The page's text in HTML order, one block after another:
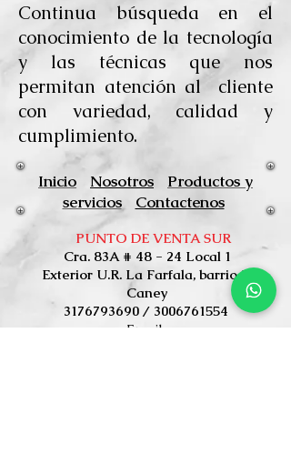
Continua búsqueda en el
conocimiento de la tecnología
y las técnicas que nos
permitan atención al cliente
con variedad, calidad y
cumplimiento.
Inicio Nosotros
Productos y
servicios
Contactenos
PUNTO DE VENTA SUR
Cra. 83A # 48 - 24 Local 1
Exterior U.R. La Farfala, barrio El
Caney
3176793690/ 3006761554
Email: